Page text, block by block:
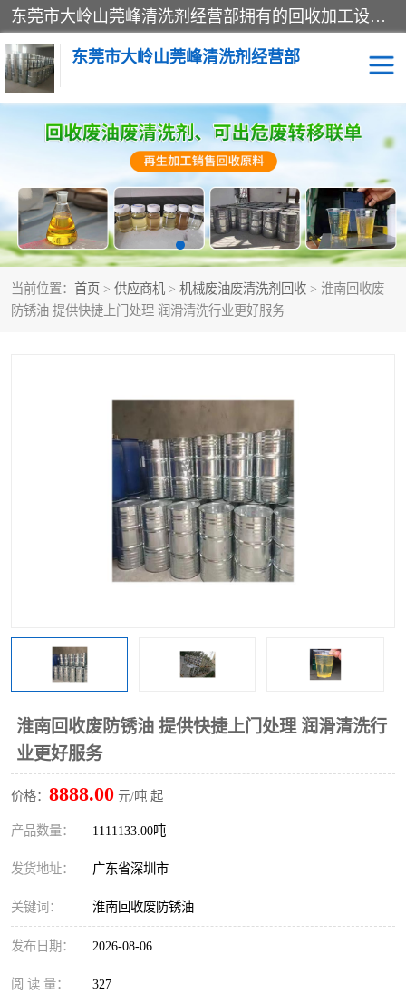
东莞市大岭山莞峰清洗剂经营部拥有的回收加工设备，大量废油回收、废清洗剂回收、废溶剂油回收、机械废油废清洗剂回收、废碳氢回收、碳氢液压油回收、碳氢二氯回收等废清洗剂处理；我们只是提供废旧化工原料的循环使用存放点，执行正规的存放，有正规的回收资质处理。同时我们公司批发零售回收级清洗剂，脱模油再生基础油，质量保证。
东莞市大岭山莞峰清洗剂经营部
当前位置： 首页 > 供应商机 > 机械废油废清洗剂回收 > 淮南回收废
防锈油 提供快捷上门处理 润滑清洗行业更好服务
淮南回收废防锈油 提供快捷上门处理 润滑清洗行
业更好服务
价格： 8888.00 元/吨 起
产品数量： 1111133.00吨
发货地址： 广东省深圳市
关键词： 淮南回收废防锈油
发布日期： 2026-08-06
阅 读 量： 327
废清洗剂回收
废溶剂油回收 机械废油废清洗剂回收
废碳氢回收 碳氢液压油回收
碳氢二氯回收 回收废三四氯乙烯
上门回收废清洗剂